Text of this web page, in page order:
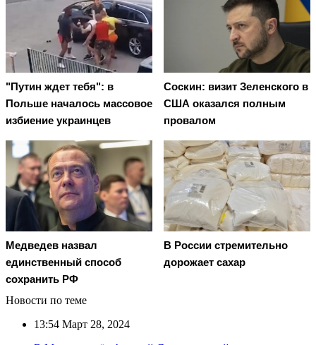
"Путин ждет тебя": в
Польше началось массовое
избиение украинцев
Соскин: визит Зеленского в
США оказался полным
провалом
Медведев назвал
единственный способ
сохранить РФ
В России стремительно
дорожает сахар
Новости по теме
13:54 Март 28, 2024